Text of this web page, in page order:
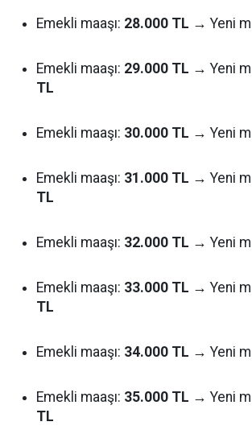
Emekli maaşı: 28.000 TL → Yeni
Emekli maaşı: 29.000 TL → Yeni
TL
Emekli maaşı: 30.000 TL → Yeni
Emekli maaşı: 31.000 TL → Yeni
TL
Emekli maaşı: 32.000 TL → Yeni
Emekli maaşı: 33.000 TL → Yeni
TL
Emekli maaşı: 34.000 TL → Yeni
Emekli maaşı: 35.000 TL → Yeni
TL